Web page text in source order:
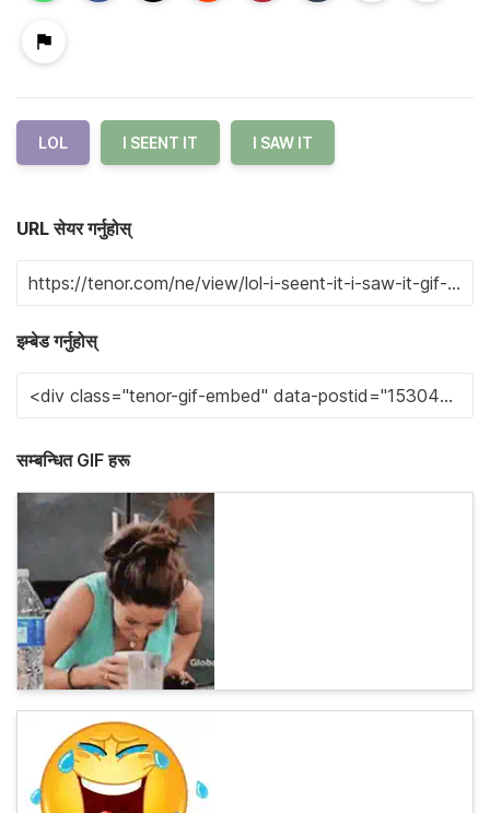
LOL I SEENT IT I SAW IT
URL सेयर गर्नुहोस्
इम्बेड गर्नुहोस्
सम्बन्धित GIF हरू